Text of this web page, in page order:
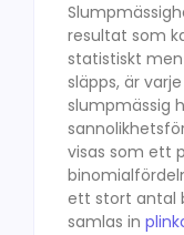
resultat som
statistiskt men
släpps, är
slumpmässig
visas som ett
ett stort antal
samlas in